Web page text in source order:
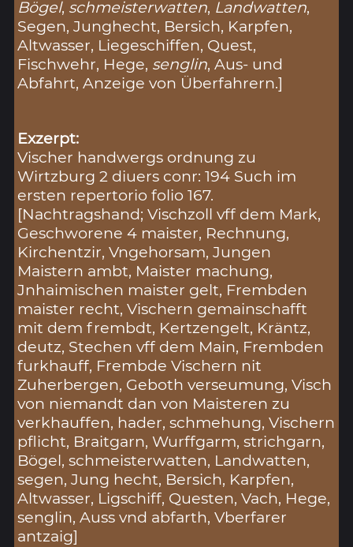
Bögel, schmeisterwatten, Landwatten,
Segen, Junghecht, Bersich, Karpfen,
Altwasser, Liegeschiffen, Quest,
Fischwehr, Hege, senglin, Aus- und
Abfahrt, Anzeige von Überfahrern.]
Exzerpt:
Vischer handwergs ordnung zu
Wirtzburg 2 diuers conr: 194 Such im
ersten repertorio folio 167.
[Nachtragshand; Vischzoll vff dem Mark,
Geschworene 4 maister, Rechnung,
Kirchentzir, Vngehorsam, Jungen
Maistern ambt, Maister machung,
Jnhaimischen maister gelt, Frembden
maister recht, Vischern gemainschafft
mit dem frembdt, Kertzengelt, Kräntz,
deutz, Stechen vff dem Main, Frembden
furkhauff, Frembde Vischern nit
Zuherbergen, Geboth verseumung, Visch
von niemandt dan von Maisteren zu
verkhauffen, hader, schmehung, Vischern
pflicht, Braitgarn, Wurffgarm, strichgarn,
Bögel, schmeisterwatten, Landwatten,
segen, Jung hecht, Bersich, Karpfen,
Altwasser, Ligschiff, Questen, Vach, Hege,
senglin, Auss vnd abfarth, Vberfarer
antzaig]